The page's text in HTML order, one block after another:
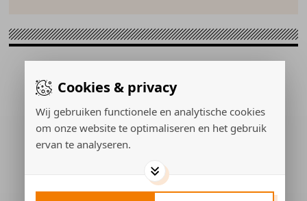
Cookies & privacy
Wij gebruiken functionele en analytische cookies
om onze website te optimaliseren en het gebruik
ervan te analyseren.
Gerealiseerd door:
PRIVACY POLICY
COOKIES